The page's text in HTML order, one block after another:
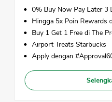
0% Buy Now Pay Later 3
Hingga 5x Poin Rewards
Buy 1 Get 1 Free di The
Airport Treats Starbucks
Apply dengan